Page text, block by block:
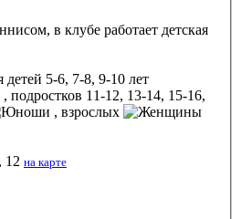
в клубе работает детская
детей 5-6, 7-8, 9-10 лет
, подростков 11-12, 13-14, 15-16,
, взрослых
12 на карте